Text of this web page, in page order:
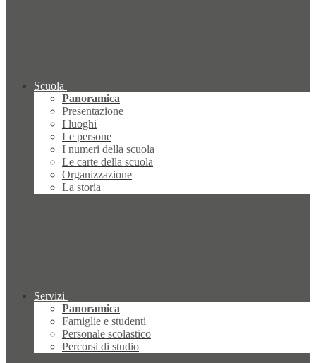
Scuola
Panoramica
Presentazione
I luoghi
Le persone
I numeri della scuola
Le carte della scuola
Organizzazione
La storia
Servizi
Panoramica
Famiglie e studenti
Personale scolastico
Percorsi di studio